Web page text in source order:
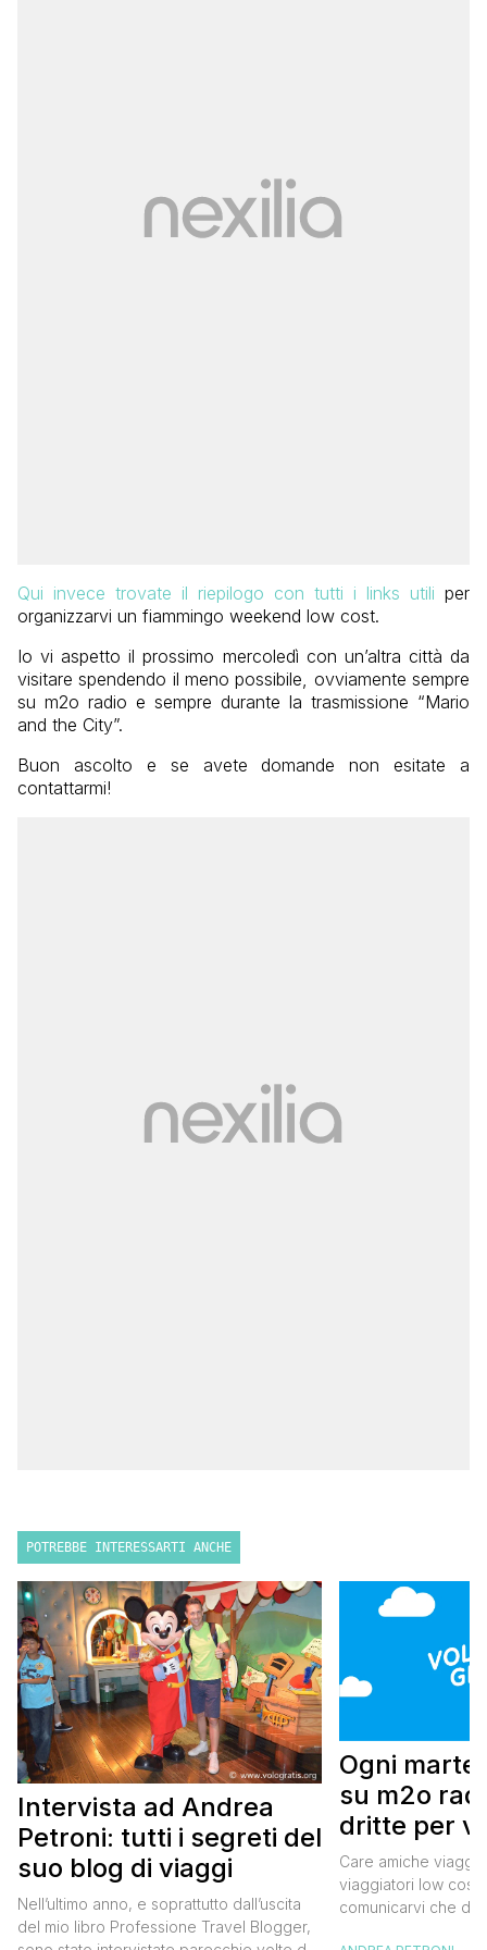
Qui invece trovate il riepilogo con tutti i links utili per
organizzarvi un fiammingo weekend low cost.
Io vi aspetto il prossimo mercoledì con un’altra città da
visitare spendendo il meno possibile, ovviamente sempre
su m2o radio e sempre durante la trasmissione “Mario
and the City”.
Buon ascolto e se avete domande non esitate a
contattarmi!
POTREBBE INTERESSARTI ANCHE
Intervista ad Andrea
Petroni: tutti i segreti del
suo blog di viaggi
Nell’ultimo anno, e soprattutto dall’uscita
del mio libro Professione Travel Blogger,
Ogni
su m2o
dritte per
cost
Care amiche
viaggiatori low
comunicarvi che da